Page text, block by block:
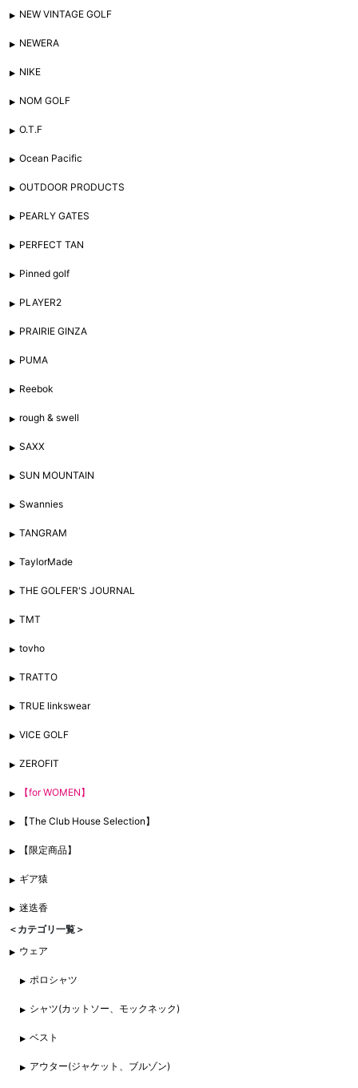
NEW VINTAGE GOLF
NEWERA
NIKE
NOM GOLF
O.T.F
Ocean Pacific
OUTDOOR PRODUCTS
PEARLY GATES
PERFECT TAN
Pinned golf
PLAYER2
PRAIRIE GINZA
PUMA
Reebok
rough & swell
SAXX
SUN MOUNTAIN
Swannies
TANGRAM
TaylorMade
THE GOLFER'S JOURNAL
TMT
tovho
TRATTO
TRUE linkswear
VICE GOLF
ZEROFIT
【for WOMEN】
【The Club House Selection】
【限定商品】
ギア猿
迷迭香
＜カテゴリ一覧＞
ウェア
ポロシャツ
シャツ(カットソー、モックネック)
ベスト
アウター(ジャケット、ブルゾン)